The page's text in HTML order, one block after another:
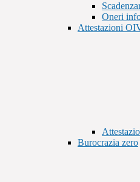
Oneri
Attestazioni
Burocrazia zero